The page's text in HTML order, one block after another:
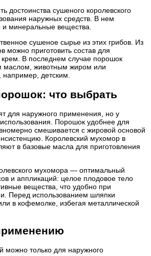
достоинства сушеного королевского
наружных средств. В нем
и минеральные вещества.
сушеное сырье из этих грибов. Из
можно приготовить состав для
крем. В последнем случае порошок
маслом, животным жиром или
детским.
что выбрать
для наружного применения, но у
Порошок удобнее для
смешивается с жировой основой
Королевский мухомор в
в базовые масла для приготовления
мухомора — оптимальный
и аппликаций: целое плодовое тело
вещества, что удобно при
Перед использованием шляпки
в кофемолке, избегая металлической
можно только для наружного